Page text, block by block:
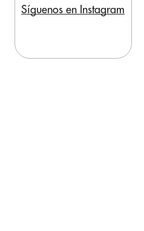
Síguenos en Instagram